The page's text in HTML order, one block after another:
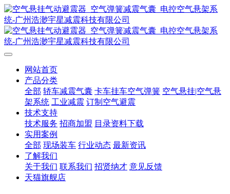
网站首页
产品分类
全部 轿车减震气囊 卡车挂车空气弹簧 空气悬挂|空气悬
架系统 工业减震 订制空气避震
技术支持
技术服务 招商加盟 目录资料下载
实用案例
全部 现场装车 行业动态 最新资讯
了解我们
关于我们 联系我们 招贤纳才 意见反馈
天猫旗舰店